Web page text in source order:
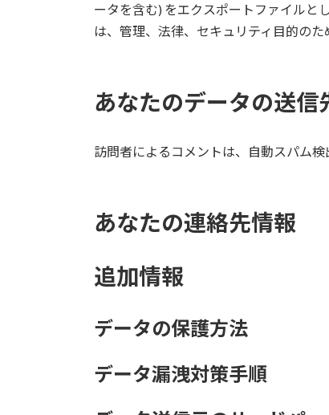
ータを含む) をエクスポートファイルと
は、管理、法律、セキュリティ目的の
あなたのデータの送信
訪問者によるコメントは、自動スパム
あなたの連絡先情報
追加情報
データの保護方法
データ漏洩対策手順